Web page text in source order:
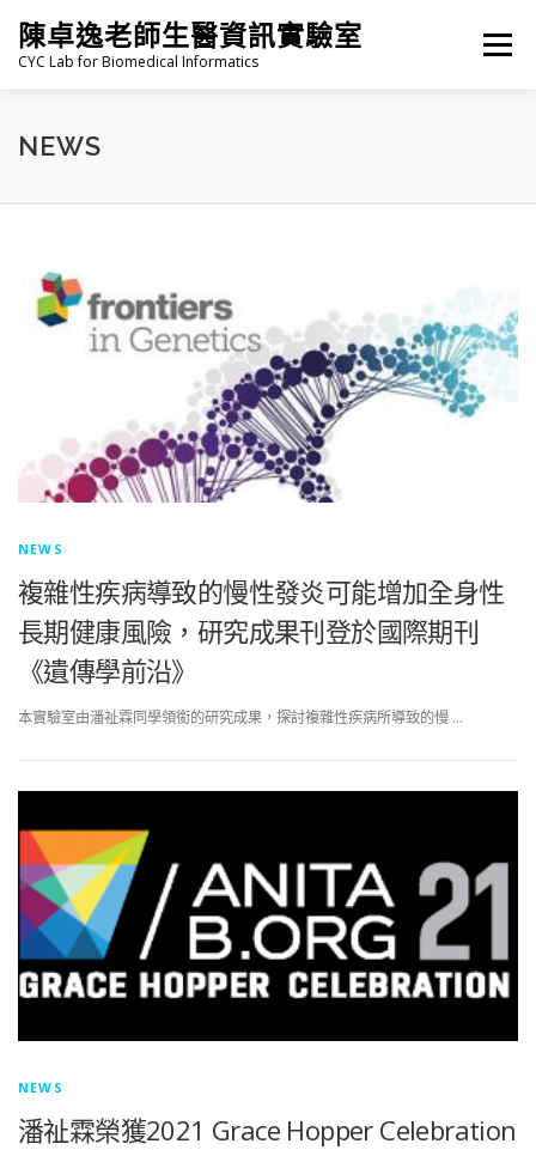
陳卓逸老師生醫資訊實驗室
CYC Lab for Biomedical Informatics
選單
HOME
NEWS
N
E
NEWS
複雜性疾病導致的慢性發炎可能增加全身性
長期健康風險，研究成果刊登於國際期刊
《遺傳學前沿》
本實驗室由潘祉霖同學領銜的研究成果，探討複雜性疾病所導致的慢 …
NEWS
潘祉霖榮獲2021 Grace Hopper Celebration